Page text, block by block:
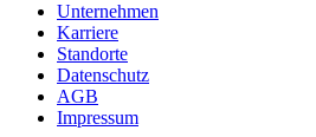
Unternehmen
Karriere
Standorte
Datenschutz
AGB
Impressum